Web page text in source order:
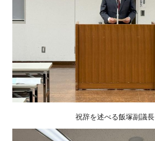
祝辞を述べる飯塚副議長